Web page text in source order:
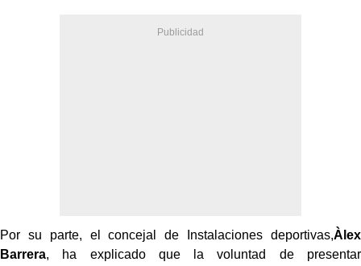
Por su parte, el concejal de Instalaciones deportivas,Àlex
Barrera, ha explicado que la voluntad de presentar